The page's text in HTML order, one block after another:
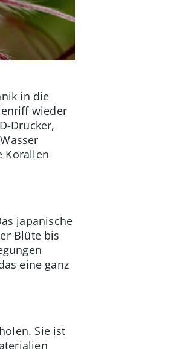
in die
wieder
Drucker,
Korallen
japanische
Blüte bis
eine ganz
Sie ist